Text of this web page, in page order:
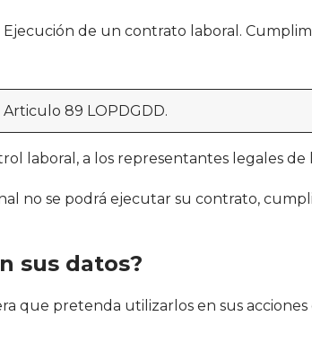
Ejecución de un contrato laboral.
Articulo 89 LOPDGDD.
laboral, a los representantes legales de
no se podrá ejecutar su contrato,
sus datos?
que pretenda utilizarlos en sus